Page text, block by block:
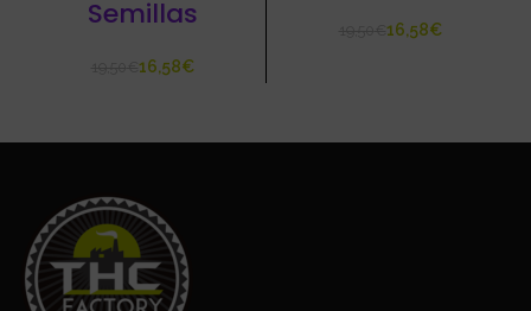
Semillas
16,58€
16,58€